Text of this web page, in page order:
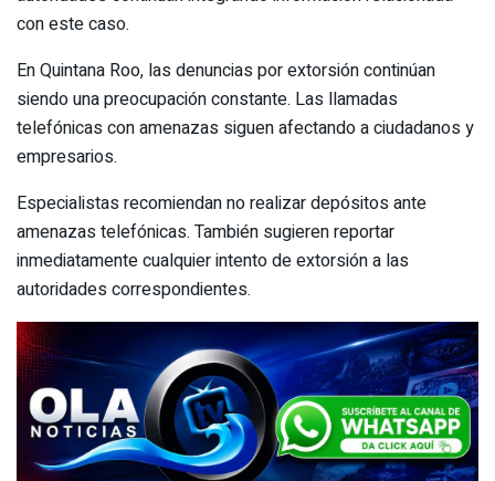
con este caso.
En Quintana Roo, las denuncias por extorsión continúan
siendo una preocupación constante. Las llamadas
telefónicas con amenazas siguen afectando a ciudadanos y
empresarios.
Especialistas recomiendan no realizar depósitos ante
amenazas telefónicas. También sugieren reportar
inmediatamente cualquier intento de extorsión a las
autoridades correspondientes.